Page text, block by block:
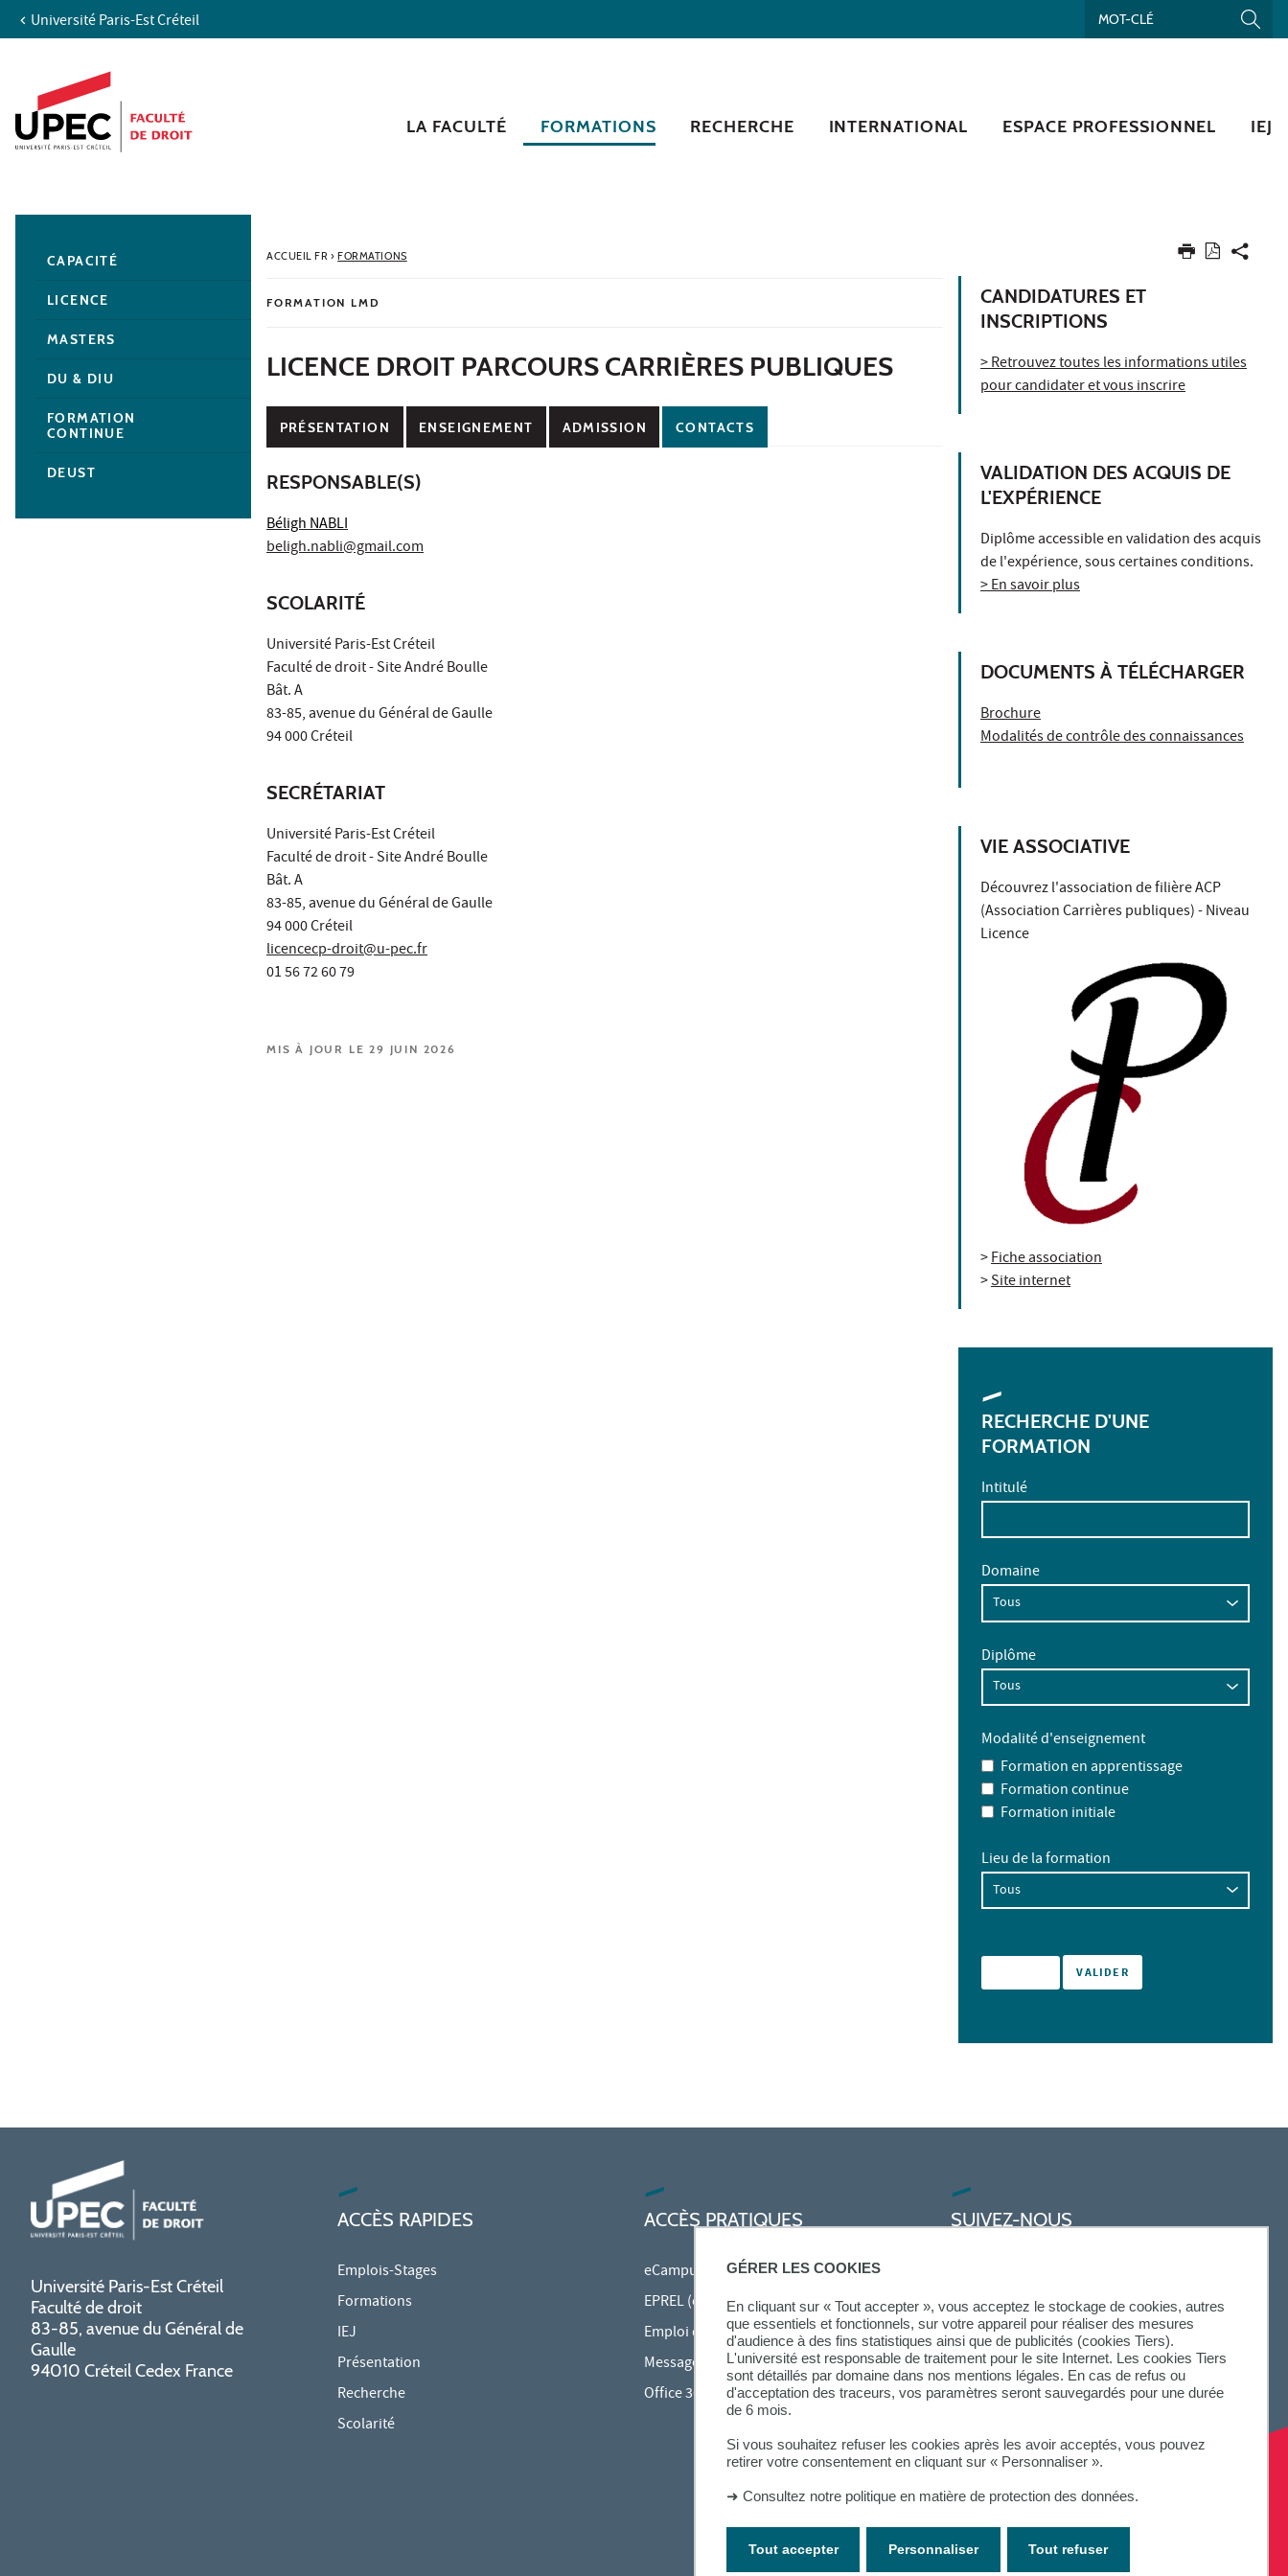
GÉRER LES COOKIES
En cliquant sur « Tout accepter », vous acceptez le stockage de cookies, autres
que essentiels et fonctionnels, sur votre appareil pour réaliser des mesures
d'audience à des fins statistiques ainsi que de publicités (cookies Tiers).
L'université est responsable de traitement pour le site Internet. Les cookies Tiers
sont détaillés par domaine dans nos mentions légales. En cas de refus ou
d'acceptation des traceurs, vos paramètres seront sauvegardés pour une durée
de 6 mois.
Si vous souhaitez refuser les cookies après les avoir acceptés, vous pouvez
retirer votre consentement en cliquant sur « Personnaliser ».
➜ Consultez notre politique en matière de protection des données.
Tout accepter Tout refuser
Personnaliser
Aller au contenu
Accès directs
Recherche
Navigation secondaire
Université Paris-Est Créteil
LA FACULTÉ FORMATIONS RECHERCHE INTERNATIONAL ESPACE PROFESSIONNEL IEJ
ACCUEIL FR› FORMATIONS
FORMATION LMD
LICENCE DROIT PARCOURS CARRIÈRES PUBLIQUES
PRÉSENTATION ENSEIGNEMENT ADMISSION CONTACTS
RESPONSABLE(S)
Béligh NABLI
beligh.nabli@gmail.com
SCOLARITÉ
Université Paris-Est Créteil
Faculté de droit - Site André Boulle
Bât. A
83-85, avenue du Général de Gaulle
94 000 Créteil
SECRÉTARIAT
Université Paris-Est Créteil
Faculté de droit - Site André Boulle
Bât. A
83-85, avenue du Général de Gaulle
94 000 Créteil
licencecp-droit@u-pec.fr
01 56 72 60 79
MIS À JOUR LE 29 JUIN 2026
CANDIDATURES ET
INSCRIPTIONS
> Retrouvez toutes les informations utiles
pour candidater et vous inscrire
VALIDATION DES ACQUIS DE
L'EXPÉRIENCE
Diplôme accessible en validation des acquis
de l'expérience, sous certaines conditions.
> En savoir plus
DOCUMENTS À TÉLÉCHARGER
Brochure
Modalités de contrôle des connaissances
VIE ASSOCIATIVE
Découvrez l'association de filière ACP
(Association Carrières publiques) - Niveau
Licence
>Fiche association
>Site internet
RECHERCHE D'UNE
FORMATION
Intitulé
Domaine
Diplôme
Modalité d'enseignement
Formation en apprentissage
Formation continue
Formation initiale
Lieu de la formation
CAPACITÉ
LICENCE
MASTERS
DU & DIU
FORMATION
CONTINUE
DEUST
Université Paris-Est Créteil
Faculté de droit
83-85, avenue du Général de
Gaulle
94010 Créteil Cedex France
ACCÈS RAPIDES
Emplois-Stages
Formations
IEJ
Présentation
Recherche
Scolarité
ACCÈS PRATIQUES
eCampus
EPREL (cours en ligne)
Emploi du temps en ligne (ADE)
Messagerie étudiante
Office 365
SUIVEZ-NOUS